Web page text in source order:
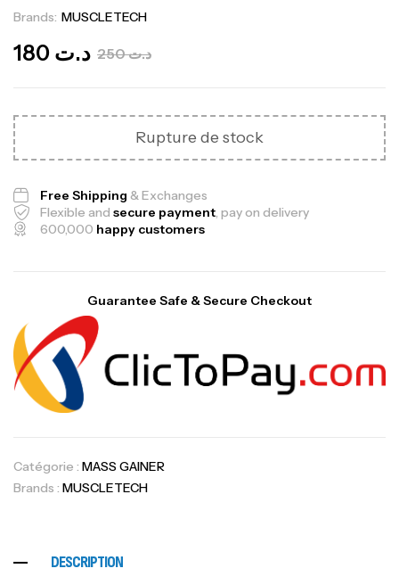
Brands: MUSCLETECH
د.ت250 د.ت
Rupture de stock
Free Shipping & Exchanges
Flexible and secure payment, pay on delivery
600,000 happy customers
Guarantee Safe & Secure Checkout
Catégorie : MASS GAINER
Brands : MUSCLETECH
DESCRIPTION